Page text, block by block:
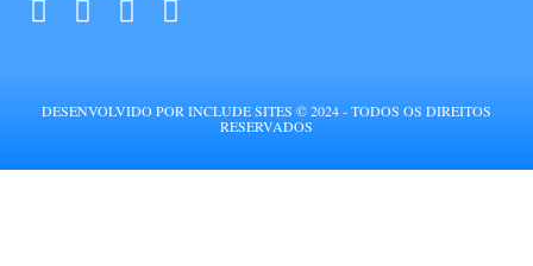
DESENVOLVIDO POR INCLUDE SITES © 2024 - TODOS OS DIREITOS
RESERVADOS